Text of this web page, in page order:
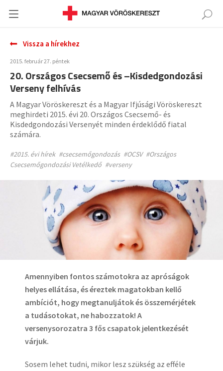
Vissza a hírekhez
2015. február 27. péntek
20. Országos Csecsemő és –Kisdedgondozási
Verseny felhívás
A Magyar Vöröskereszt és a Magyar Ifjúsági Vöröskereszt
meghirdeti 2015. évi 20. Országos Csecsemő- és
Kisdedgondozási Versenyét minden érdeklődő fiatal
számára.
#2015. évi hírek #csecsemőgondozás #OCSV #Országos
Csecsemőgondozási Vetélkedő #verseny
Amennyiben fontos számotokra az apróságok
helyes ellátása, és éreztek magatokban kellő
ambíciót, hogy megtanuljátok és összemérjétek
a tudásotokat, ne habozzatok! A
versenysorozatra 3 fős csapatok jelentkezését
várjuk.
Sosem lehet tudni, mikor lesz szükség az efféle